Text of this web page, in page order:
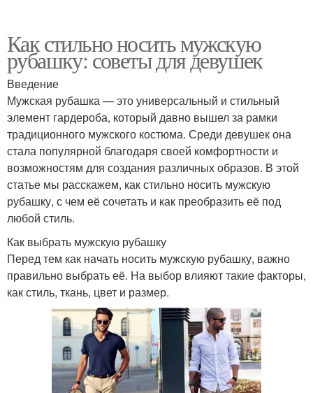
Рубашка с кардиганом
Рубашка с галстуком Рубашка с бабочкой
Рубашка с жилетом
Рубашка с шарфом Рубашка с платком
Как стильно носить мужскую
рубашку: советы для девушек
Введение
Мужская рубашка — это универсальный и стильный
элемент гардероба, который давно вышел за рамки
традиционного мужского костюма. Среди девушек она
стала популярной благодаря своей комфортности и
возможностям для создания различных образов. В этой
статье мы расскажем, как стильно носить мужскую
рубашку, с чем её сочетать и как преобразить её под
любой стиль.
Как выбрать мужскую рубашку
Перед тем как начать носить мужскую рубашку, важно
правильно выбрать её. На выбор влияют такие факторы,
как стиль, ткань, цвет и размер.